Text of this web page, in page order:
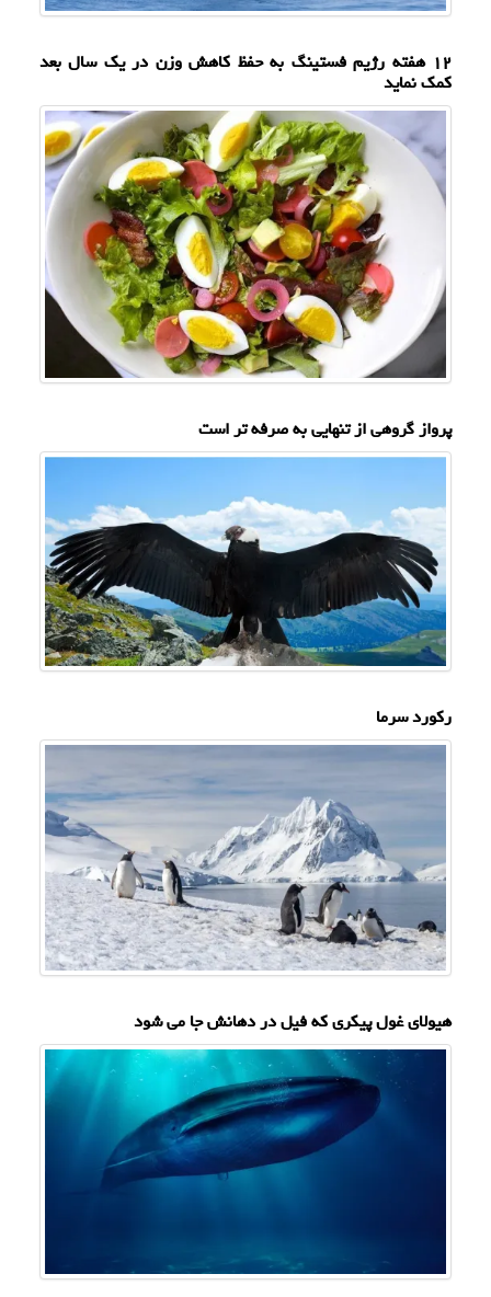
۱۲ هفته رژیم فستینگ به حفظ کاهش وزن در یک سال بعد
کمک نماید
پرواز گروهی از تنهایی به صرفه تر است
رکورد سرما
هیولای غول پیکری که فیل در دهانش جا می شود